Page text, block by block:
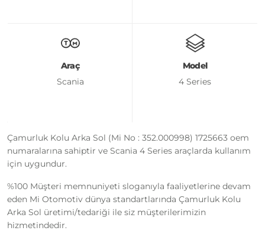
Araç
Scania
Model
4 Series
Çamurluk Kolu Arka Sol (Mi No : 352.000998) 1725663 oem
numaralarına sahiptir ve Scania 4 Series araçlarda kullanım
için uygundur.
%100 Müşteri memnuniyeti sloganıyla faaliyetlerine devam
eden Mi Otomotiv dünya standartlarında Çamurluk Kolu
Arka Sol üretimi/tedariği ile siz müşterilerimizin
hizmetindedir.